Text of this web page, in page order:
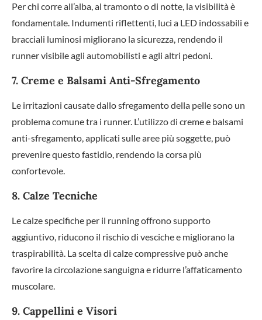
Per chi corre all’alba, al tramonto o di notte, la visibilità è
fondamentale. Indumenti riflettenti, luci a LED indossabili e
bracciali luminosi migliorano la sicurezza, rendendo il
runner visibile agli automobilisti e agli altri pedoni.
7. Creme e Balsami Anti-Sfregamento
Le irritazioni causate dallo sfregamento della pelle sono un
problema comune tra i runner. L’utilizzo di creme e balsami
anti-sfregamento, applicati sulle aree più soggette, può
prevenire questo fastidio, rendendo la corsa più
confortevole.
8. Calze Tecniche
Le calze specifiche per il running offrono supporto
aggiuntivo, riducono il rischio di vesciche e migliorano la
traspirabilità. La scelta di calze compressive può anche
favorire la circolazione sanguigna e ridurre l’affaticamento
muscolare.
9. Cappellini e Visori